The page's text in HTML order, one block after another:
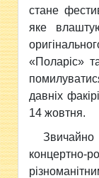
стане
яке
«Поларіс»
давніх
14 жовтня.
Звичайно